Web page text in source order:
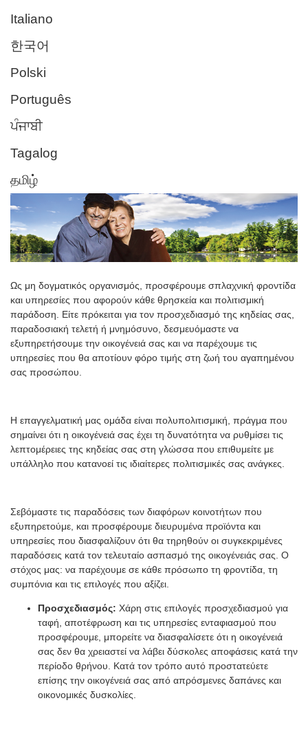
Italiano
한국어
Polski
Português
ਪੰਜਾਬੀ
Tagalog
தமிழ்
Ως μη δογματικός οργανισμός, προσφέρουμε σπλαχνική φροντίδα
και υπηρεσίες που αφορούν κάθε θρησκεία και πολιτισμική
παράδοση. Είτε πρόκειται για τον προσχεδιασμό της κηδείας σας,
παραδοσιακή τελετή ή μνημόσυνο, δεσμευόμαστε να
εξυπηρετήσουμε την οικογένειά σας και να παρέχουμε τις
υπηρεσίες που θα αποτίουν φόρο τιμής στη ζωή του αγαπημένου
σας προσώπου.
Η επαγγελματική μας ομάδα είναι πολυπολιτισμική, πράγμα που
σημαίνει ότι η οικογένειά σας έχει τη δυνατότητα να ρυθμίσει τις
λεπτομέρειες της κηδείας σας στη γλώσσα που επιθυμείτε με
υπάλληλο που κατανοεί τις ιδιαίτερες πολιτισμικές σας ανάγκες.
Σεβόμαστε τις παραδόσεις των διαφόρων κοινοτήτων που
εξυπηρετούμε, και προσφέρουμε διευρυμένα προϊόντα και
υπηρεσίες που διασφαλίζουν ότι θα τηρηθούν οι συγκεκριμένες
παραδόσεις κατά τον τελευταίο ασπασμό της οικογένειάς σας. Ο
στόχος μας: να παρέχουμε σε κάθε πρόσωπο τη φροντίδα, τη
συμπόνια και τις επιλογές που αξίζει.
Προσχεδιασμός: Χάρη στις επιλογές προσχεδιασμού για
ταφή, αποτέφρωση και τις υπηρεσίες ενταφιασμού που
προσφέρουμε, μπορείτε να διασφαλίσετε ότι η οικογένειά
σας δεν θα χρειαστεί να λάβει δύσκολες αποφάσεις κατά την
περίοδο θρήνου. Κατά τον τρόπο αυτό προστατεύετε
επίσης την οικογένειά σας από απρόσμενες δαπάνες και
οικονομικές δυσκολίες.